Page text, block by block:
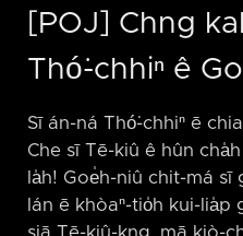
[POJ] Chng
Thó͘-chhiⁿ ê
Sī án-ná Thó͘-chhiⁿ ē
Che sī Tē-kiû ê hûn
la̍h! Goe̍h-niû chit-má
lán ē khòaⁿ-tio̍h kui-lia̍p